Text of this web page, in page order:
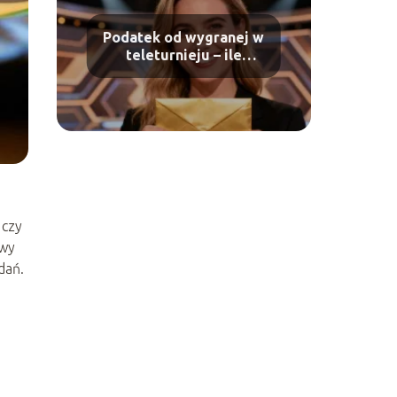
Podatek od wygranej w
teleturnieju – ile
wynosi i jak go
rozliczyć?